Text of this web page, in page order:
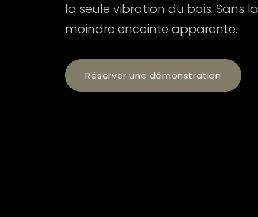
la seule vibration du bois. Sans la
moindre enceinte apparente.
Réserver une démonstration